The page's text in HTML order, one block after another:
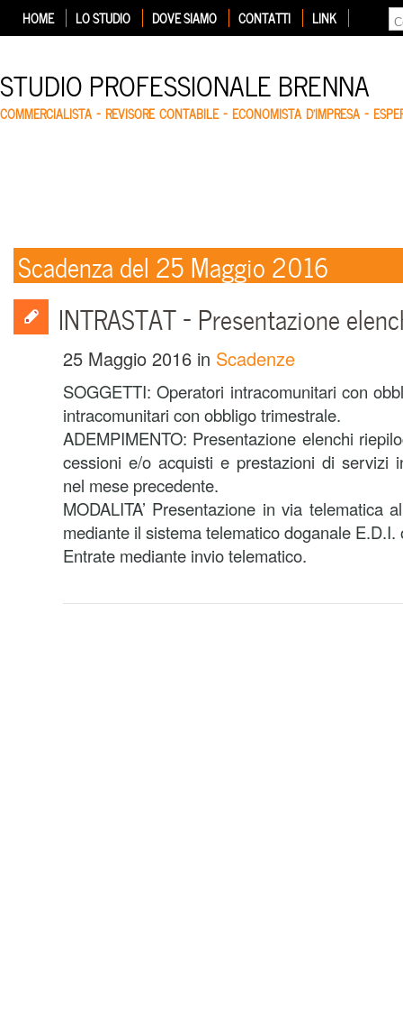
HOME LO STUDIO DOVE SIAMO CONTATTI LINK
STUDIO PROFESSIONALE BRENNA
COMMERCIALISTA – REVISORE CONTABILE – ECONOMISTA D'IMPRESA –
Scadenza del 25 Maggio 2016
INTRASTAT – Presentazione
25 Maggio 2016 in Scadenze
SOGGETTI: Operatori intracomunitari con
intracomunitari con obbligo trimestrale.
ADEMPIMENTO: Presentazione elenchi
cessioni e/o acquisti e prestazioni di servizi
nel mese precedente.
MODALITA’ Presentazione in via telematica
mediante il sistema telematico doganale E.D.I.
Entrate mediante invio telematico.